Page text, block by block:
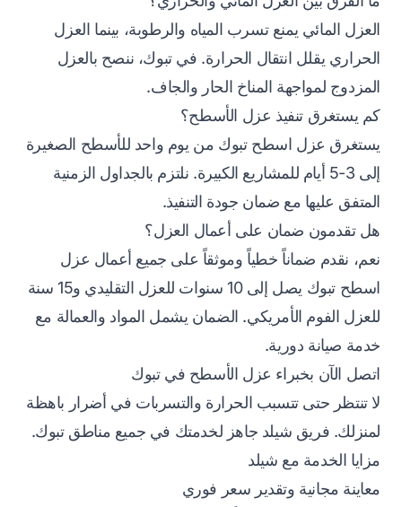
العزل المائي يمنع تسرب المياه والرطوبة، بينما العزل
الحراري يقلل انتقال الحرارة. في تبوك، ننصح بالعزل
المزدوج لمواجهة المناخ الحار والجاف.
كم يستغرق تنفيذ عزل الأسطح؟
يستغرق عزل اسطح تبوك من يوم واحد للأسطح الصغيرة
إلى 3-5 أيام للمشاريع الكبيرة. نلتزم بالجداول الزمنية
المتفق عليها مع ضمان جودة التنفيذ.
هل تقدمون ضمان على أعمال العزل؟
نعم، نقدم ضماناً خطياً وموثقاً على جميع أعمال عزل
اسطح تبوك يصل إلى 10 سنوات للعزل التقليدي و15 سنة
للعزل الفوم الأمريكي. الضمان يشمل المواد والعمالة مع
خدمة صيانة دورية.
اتصل الآن بخبراء عزل الأسطح في تبوك
لا تنتظر حتى تتسبب الحرارة والتسربات في أضرار باهظة
لمنزلك. فريق شيلد جاهز لخدمتك في جميع مناطق تبوك.
مزايا الخدمة مع شيلد
معاينة مجانية وتقدير سعر فوري